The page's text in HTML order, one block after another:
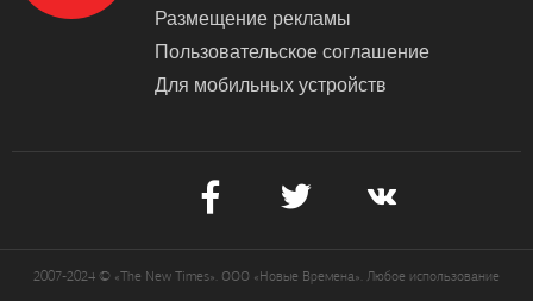
Размещение рекламы
Пользовательское соглашение
Для мобильных устройств
2007-2024 © «The New Times». ООО «Новые Времена». Любое использование